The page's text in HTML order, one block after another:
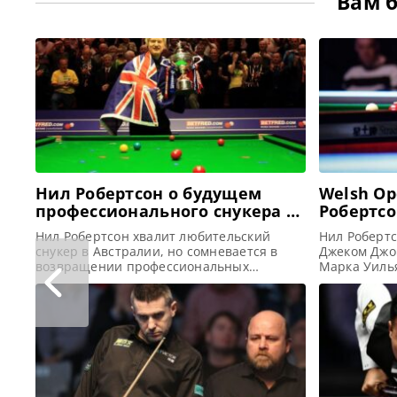
Нил Робертсон о будущем
профессионального снукера в
Австралии
Нил Робертсон хвалит любительский
снукер в Австралии, но сомневается в
возвращении профессиональных
турниров, сообщает totallysnookered Нил
Робертсон считает, что любительский
снукер в Австралии, возможно, и лучший
в мире. Но шансы на возвращение
профессиональных турниров в
Австралию в ближайшем будущем
невелики. Робертсон, впервые ставший
профессионалом в 1998 году, является
Welsh
Нил
Джеком
Марка
Робби
Welsh
совершил
карьере в
Джонсом